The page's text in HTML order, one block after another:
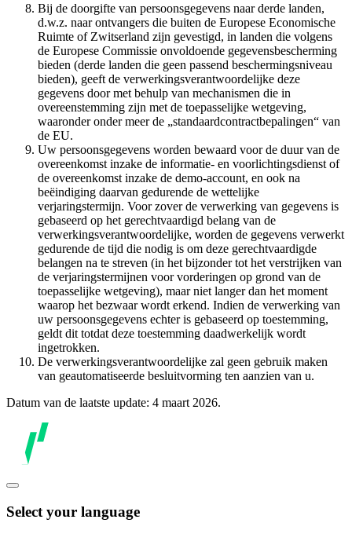
Bij de doorgifte van persoonsgegevens naar derde landen,
d.w.z. naar ontvangers die buiten de Europese Economische
Ruimte of Zwitserland zijn gevestigd, in landen die volgens
de Europese Commissie onvoldoende gegevensbescherming
bieden (derde landen die geen passend beschermingsniveau
bieden), geeft de verwerkingsverantwoordelijke deze
gegevens door met behulp van mechanismen die in
overeenstemming zijn met de toepasselijke wetgeving,
waaronder onder meer de „standaardcontractbepalingen“ van
de EU.
Uw persoonsgegevens worden bewaard voor de duur van de
overeenkomst inzake de informatie- en voorlichtingsdienst of
de overeenkomst inzake de demo-account, en ook na
beëindiging daarvan gedurende de wettelijke
verjaringstermijn. Voor zover de verwerking van gegevens is
gebaseerd op het gerechtvaardigd belang van de
verwerkingsverantwoordelijke, worden de gegevens verwerkt
gedurende de tijd die nodig is om deze gerechtvaardigde
belangen na te streven (in het bijzonder tot het verstrijken van
de verjaringstermijnen voor vorderingen op grond van de
toepasselijke wetgeving), maar niet langer dan het moment
waarop het bezwaar wordt erkend. Indien de verwerking van
uw persoonsgegevens echter is gebaseerd op toestemming,
geldt dit totdat deze toestemming daadwerkelijk wordt
ingetrokken.
De verwerkingsverantwoordelijke zal geen gebruik maken
van geautomatiseerde besluitvorming ten aanzien van u.
Datum van de laatste update: 4 maart 2026.
Select your language